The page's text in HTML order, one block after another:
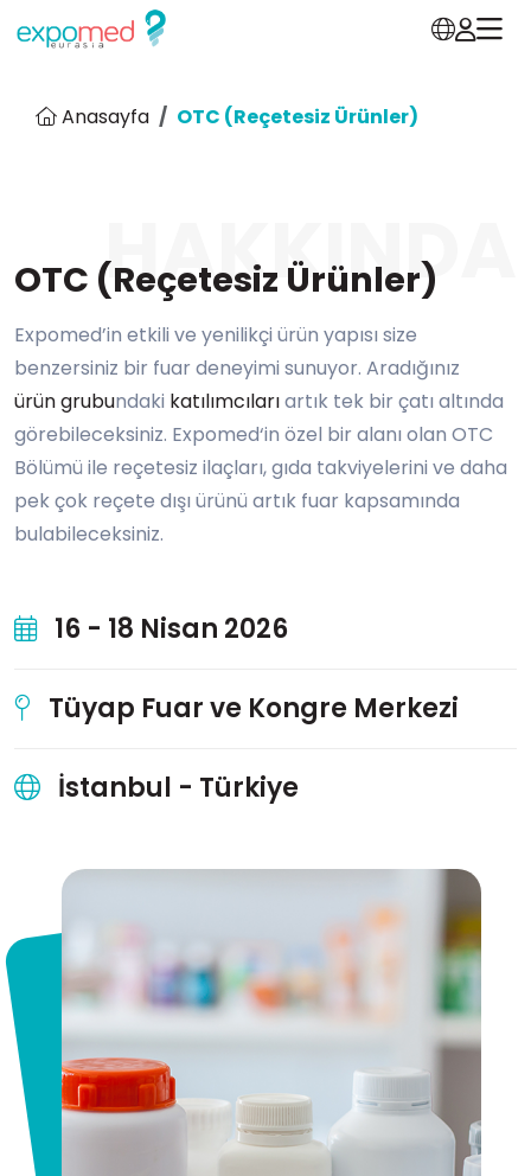
Anasayfa OTC (Reçetesiz Ürünler)
OTC (Reçetesiz Ürünler)
HAKKINDA
Expomed’in etkili ve yenilikçi ürün yapısı size
benzersiniz bir fuar deneyimi sunuyor. Aradığınız
ürün grubundaki katılımcılarıartık tek bir çatı altında
görebileceksiniz. Expomed‘in özel bir alanı olan OTC
Bölümü ile reçetesiz ilaçları, gıda takviyelerini ve daha
pek çok reçete dışı ürünü artık fuar kapsamında
bulabileceksiniz.
16 - 18 Nisan 2026
Tüyap Fuar ve Kongre Merkezi
İstanbul - Türkiye